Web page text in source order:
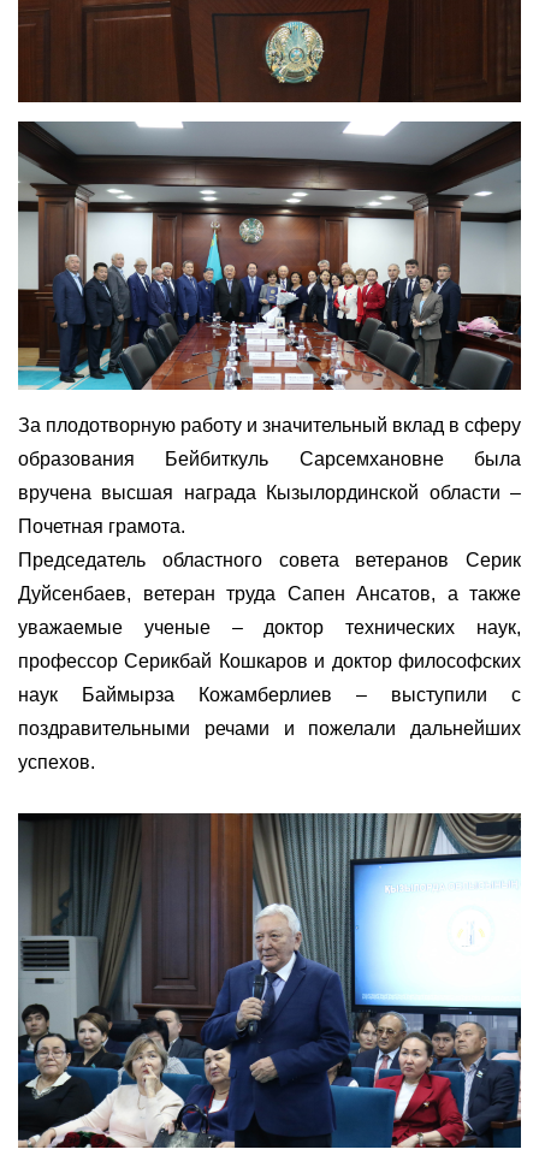
За плодотворную работу и значительный вклад в сферу
образования Бейбиткуль Сарсемхановне была
вручена высшая награда Кызылординской области –
Почетная грамота.
Председатель областного совета ветеранов Серик
Дуйсенбаев, ветеран труда Сапен Ансатов, а также
уважаемые ученые – доктор технических наук,
профессор Серикбай Кошкаров и доктор философских
наук Баймырза Кожамберлиев – выступили с
поздравительными речами и пожелали дальнейших
успехов.